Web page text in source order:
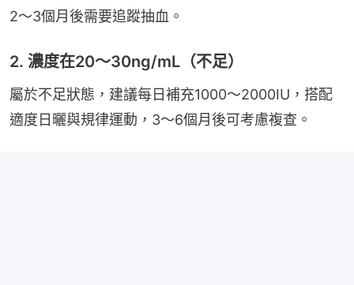
2～3個月後需要追蹤抽血。
2. 濃度在20～30ng/mL（不足）
屬於不足狀態，建議每日補充1000～2000IU，搭配
適度日曬與規律運動，3～6個月後可考慮複查。